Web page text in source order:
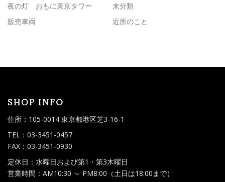
夜の灯 おもに東京タワー
未分類
販売車両
近所のこと
SHOP INFO
住所：105-0014 東京都港区芝3-16-1
TEL：03-3451-0457
FAX：03-3451-0930
定休日：水曜日および第1・第3木曜日
営業時間：AM10:30 ～ PM8:00（土日は18:00まで）